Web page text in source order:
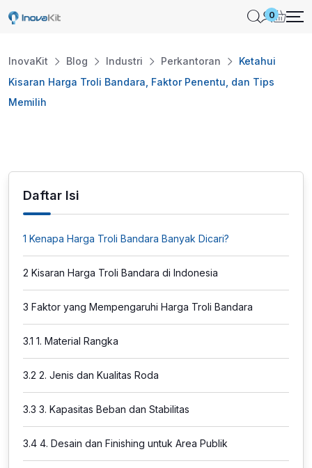
Skip
0
InovaKit Blog Industri Perkantoran
Ketahui
Kisaran Harga Troli Bandara, Faktor Penentu, dan Tips
Memilih
Daftar Isi
1 Kenapa Harga Troli Bandara Banyak Dicari?
2 Kisaran Harga Troli Bandara di Indonesia
3 Faktor yang Mempengaruhi Harga Troli Bandara
3.1 1. Material Rangka
3.2 2. Jenis dan Kualitas Roda
3.3 3. Kapasitas Beban dan Stabilitas
3.4 4. Desain dan Finishing untuk Area Publik